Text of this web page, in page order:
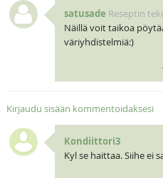
satusade Reseptin
Näillä voit taikoa
väriyhdistelmiä:)
Kirjaudu sisään kommentoidaksesi
Kondiittori3
Kyl se haittaa. Siihe ei